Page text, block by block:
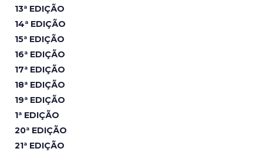
13ª EDIÇÃO
14ª EDIÇÃO
15ª EDIÇÃO
16ª EDIÇÃO
17ª EDIÇÃO
18ª EDIÇÃO
19ª EDIÇÃO
1ª EDIÇÃO
20ª EDIÇÃO
21ª EDIÇÃO